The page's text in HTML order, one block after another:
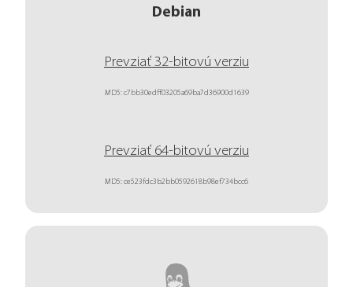
Debian
Prevziať 32-bitovú verziu
MD5: c7bb30edff03205a69ba7d36900d1639
Prevziať 64-bitovú verziu
MD5: ce523fdc3b2bb0592618b98ef734bcc6